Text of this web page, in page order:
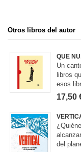
Otros libros del autor
QUE
Un
libros
esos
17,50
del